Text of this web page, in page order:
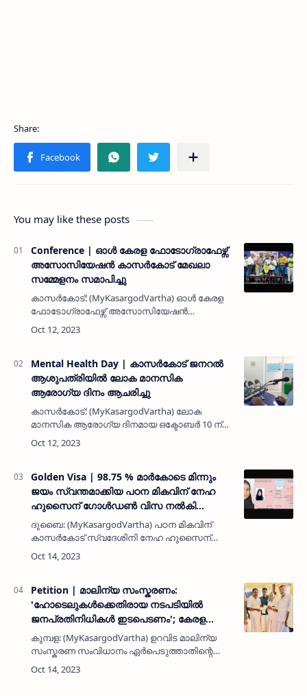
You may like these posts
Conference | ഓൾ കേരള ഫോടോഗ്രാഫേഴ്സ്
അസോസിയേഷൻ കാസർകോട് മേഖലാ
സമ്മേളനം സമാപിച്ചു
കാസർകോട്: (MyKasargodVartha) ഓൾ കേരള
ഫോടോഗ്രാഫേഴ്സ് അസോസിയേഷൻ
കാസർകോട് മേഖലാ സമ്മേളനം ചൊവ്വാഴ്ച
രാവിലെ 10 മണിക്ക് സമാപിച്ചു. മേഖല
പൊതുസമ്മേ…
Mental Health Day | കാസർകോട് ജനറൽ
ആശുപത്രിയിൽ ലോക മാനസിക
ആരോഗ്യ ദിനം ആചരിച്ചു
കാസർകോട്: (MyKasargodVartha) ലോക
മാനസിക ആരോഗ്യ ദിനമായ ഒക്ടോബർ 10 ന്
കാസറഗോഡ് ജനറൽ ആശുപത്രിയിൽ
മാനസിക ആരോഗ്യ ദിനം ആചരിച്ചു. ഇതിന്റെ
സംഘടിപ്പിച്ചു. ആശുപത…
Golden Visa | 98.75 % മാർകോടെ മിന്നും
ജയം സ്വന്തമാക്കിയ പഠന മികവിന് നേഹ
ഹുസൈന് ഗോൾഡൺ വിസ നൽകി
ആദരവ്
ദുബൈ: (MyKasargodVartha) പഠന മികവിന്
കാസർകോട് സ്വദേശിനി നേഹ ഹുസൈന്
ഗോൾഡൺ വിസ നൽകി ആദരവ്. ദുബൈ ന്യൂ
ഇന്ത്യൻ മോഡൽ സ്‌കൂൾ
ടു (കൊമേഴ്‌സ്) പരീക്…
Petition | മാലിന്യ സംസ്കരണം:
'ഹോടെലുകൾക്കെതിരായ നടപടിയിൽ
ജനപ്രതിനിധികൾ ഇടപെടണം'; കേരള
ഹോടെൽ ആൻഡ് റസ്റ്റോറന്റ്
അസോസിയേഷൻ
കുമ്പള: (MyKasargodVartha) ഉറവിട മാലിന്യ
സംസ്കരണ സംവിധാനം ഏർപെടുത്താതിന്റെ
പേരിൽ ഹോടെലുകൾക്ക് വൻ പിഴ ശിക്ഷ
അടക്കമുള്ള നടപടികൾ തദ്ദേശസ്വയംഭരണ